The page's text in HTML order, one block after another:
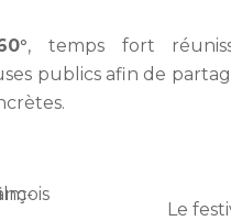
, temps fort
publics afin de
Le